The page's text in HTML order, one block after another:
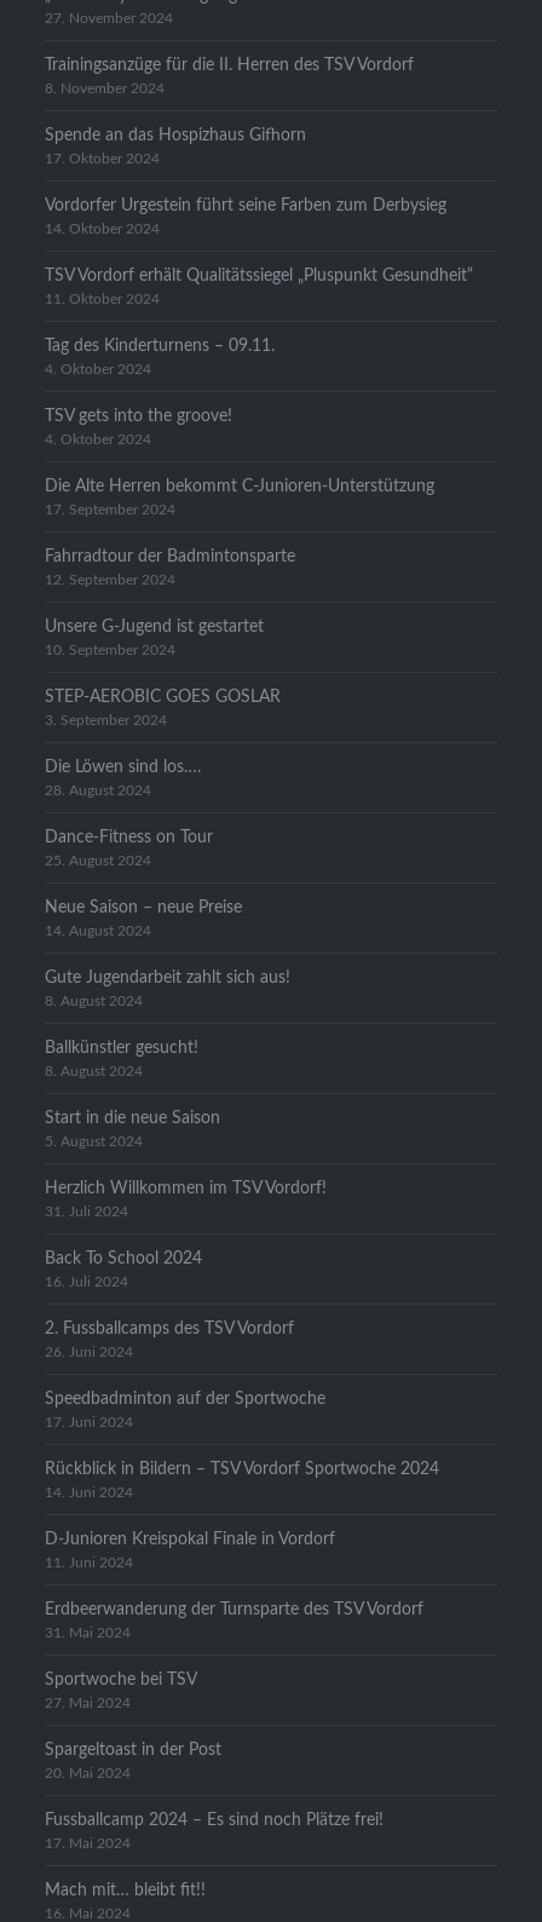
27. November 2024
Trainingsanzüge für die II. Herren des TSV Vordorf
8. November 2024
Spende an das Hospizhaus Gifhorn
17. Oktober 2024
Vordorfer Urgestein führt seine Farben zum Derbysieg
14. Oktober 2024
TSV Vordorf erhält Qualitätssiegel „Pluspunkt Gesundheit“
11. Oktober 2024
Tag des Kinderturnens – 09.11.
4. Oktober 2024
TSV gets into the groove!
4. Oktober 2024
Die Alte Herren bekommt C-Junioren-Unterstützung
17. September 2024
Fahrradtour der Badmintonsparte
12. September 2024
Unsere G-Jugend ist gestartet
10. September 2024
STEP-AEROBIC GOES GOSLAR
3. September 2024
Die Löwen sind los….
28. August 2024
Dance-Fitness on Tour
25. August 2024
Neue Saison – neue Preise
14. August 2024
Gute Jugendarbeit zahlt sich aus!
8. August 2024
Ballkünstler gesucht!
8. August 2024
Start in die neue Saison
5. August 2024
Herzlich Willkommen im TSV Vordorf!
31. Juli 2024
Back To School 2024
16. Juli 2024
2. Fussballcamps des TSV Vordorf
26. Juni 2024
Speedbadminton auf der Sportwoche
17. Juni 2024
Rückblick in Bildern – TSV Vordorf Sportwoche 2024
14. Juni 2024
D-Junioren Kreispokal Finale in Vordorf
11. Juni 2024
Erdbeerwanderung der Turnsparte des TSV Vordorf
31. Mai 2024
Sportwoche bei TSV
27. Mai 2024
Spargeltoast in der Post
20. Mai 2024
Fussballcamp 2024 – Es sind noch Plätze frei!
17. Mai 2024
Mach mit… bleibt fit!!
16. Mai 2024